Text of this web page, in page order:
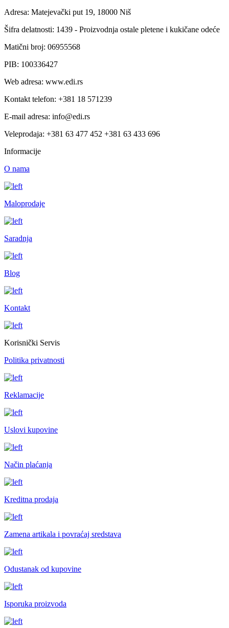
Adresa: Matejevački put 19, 18000 Niš
Šifra delatnosti: 1439 - Proizvodnja ostale pletene i kukičane odeće
Matični broj: 06955568
PIB: 100336427
Web adresa: www.edi.rs
Kontakt telefon: +381 18 571239
E-mail adresa: info@edi.rs
Veleprodaja: +381 63 477 452 +381 63 433 696
Informacije
O nama
Maloprodaje
Saradnja
Blog
Kontakt
Korisnički Servis
Politika privatnosti
Reklamacije
Uslovi kupovine
Način plaćanja
Kreditna prodaja
Zamena artikala i povraćaj sredstava
Odustanak od kupovine
Isporuka proizvoda